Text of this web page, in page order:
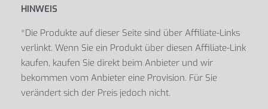
HINWEIS
*Die Produkte auf dieser Seite sind über Affiliate-Links
verlinkt. Wenn Sie ein Produkt über diesen Affiliate-Link
kaufen, kaufen Sie direkt beim Anbieter und wir
bekommen vom Anbieter eine Provision. Für Sie
verändert sich der Preis jedoch nicht.